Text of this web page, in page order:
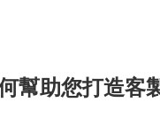
幫助您打造客